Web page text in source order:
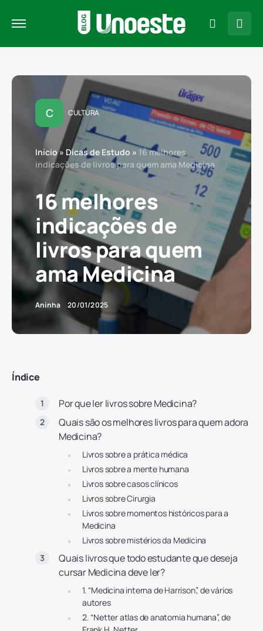
C CULTURA
Início» Dicas de Estudo » 16 melhores
indicações de livros para quem ama Medicina
16 melhores
indicações de
livros para quem
ama Medicina
Aninha 20/01/2025
Índice
Por que ler livros sobre Medicina?
Quais são os melhores livros para quem adora
Medicina?
Livros sobre a prática médica
Livros sobre a mente humana
Livros sobre casos clínicos
Livros sobre Cirurgia
Livros sobre momentos históricos para a
Medicina
Livros sobre mistérios da Medicina
Quais livros que todo estudante que deseja
cursar Medicina deve ler?
1. “Medicina interna de Harrison”, de vários
autores
2. “Netter atlas de anatomia humana”, de